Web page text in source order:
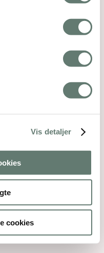
Vis detaljer
cookies
|
All Rights
TALES.